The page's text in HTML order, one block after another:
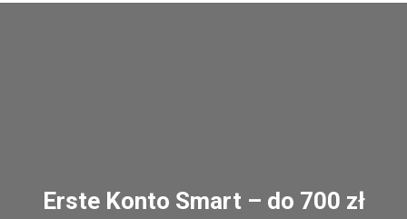
Erste Konto Smart – do 700 zł